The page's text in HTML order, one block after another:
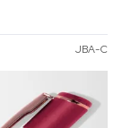
JBA-C